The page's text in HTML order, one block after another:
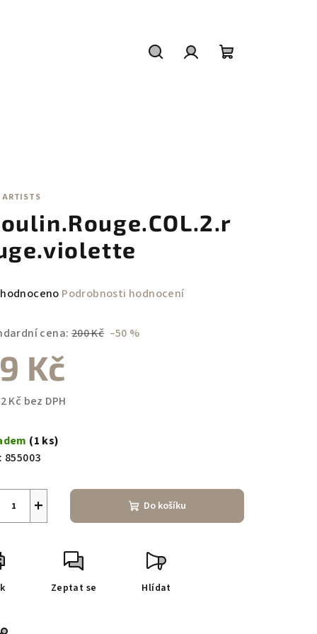
Podrobnosti hodnocení
cena: 200 Kč –50 %
Kč
Kč bez DPH
(1 ks)
855003
+ Do košíku
Zeptat se Hlídat